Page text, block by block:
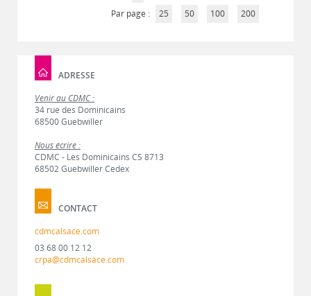
Par page :
25 50 100 200
ADRESSE
Venir au CDMC :
34 rue des Dominicains
68500 Guebwiller
Nous écrire :
CDMC - Les Dominicains CS 8713
68502 Guebwiller Cedex
CONTACT
cdmcalsace.com
03 68 00 12 12
crpa@cdmcalsace.com